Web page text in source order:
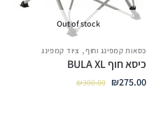
Out of stock
כסאות קמפינג וחוף, ציוד קמפינג
כיסא חוף BULA XL
₪300.00 ₪275.00